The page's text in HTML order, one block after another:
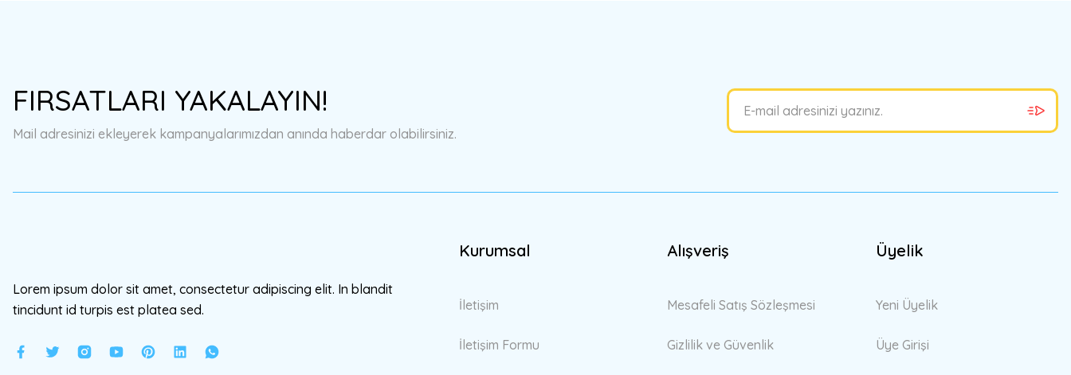
Ürün açıklamasında eksik bilgiler bulunuyor.
Ürün fiyatı diğer sitelerden daha pahalı.
FIRSATLARI YAKALAYIN!
Mail adresinizi ekleyerek kampanyalarımızdan anında haberdar olabilirsiniz.
Lorem ipsum dolor sit amet, consectetur adipiscing elit. In blandit
tincidunt id turpis est platea sed.
Kurumsal
İletişim
İletişim Formu
Alışveriş
Mesafeli Satış Sözleşmesi
Gizlilik ve Güvenlik
Üyelik
Yeni Üyelik
Üye Girişi